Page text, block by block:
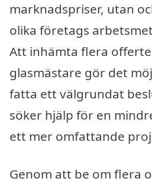
marknadspriser, utan
olika företags
Att inhämta flera
glasmästare gör det
fatta ett välgrundat
söker hjälp för en
ett mer omfattande
Genom att be om flera